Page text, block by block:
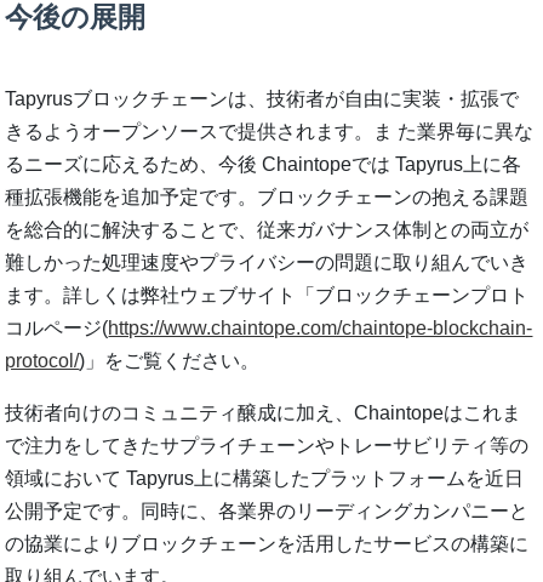
今後の展開
Tapyrusブロックチェーンは、技術者が自由に実装・拡張で
きるようオープンソースで提供されます。ま た業界毎に異な
るニーズに応えるため、今後 Chaintopeでは Tapyrus上に各
種拡張機能を追加予定です。ブロックチェーンの抱える課題
を総合的に解決することで、従来ガバナンス体制との両立が
難しかった処理速度やプライバシーの問題に取り組んでいき
ます。詳しくは弊社ウェブサイト「ブロックチェーンプロト
コルページ(https://www.chaintope.com/chaintope-blockchain-
protocol/)」をご覧ください。
技術者向けのコミュニティ醸成に加え、Chaintopeはこれま
で注力をしてきたサプライチェーンやトレーサビリティ等の
領域において Tapyrus上に構築したプラットフォームを近日
公開予定です。同時に、各業界のリーディングカンパニーと
の協業によりブロックチェーンを活用したサービスの構築に
取り組んでいます。